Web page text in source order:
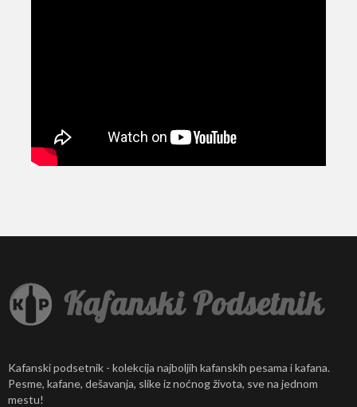
Kafanski podsetnik - kolekcija najboljih kafanskih pesama i kafana.
Pesme, kafane, dešavanja, slike iz noćnog života, sve na jednom
mestu!